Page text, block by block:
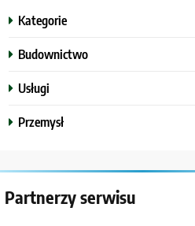
Kategorie
Budownictwo
Usługi
Przemysł
Partnerzy serwisu